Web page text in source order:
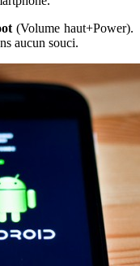
(Volume haut+Power).
aucun souci.